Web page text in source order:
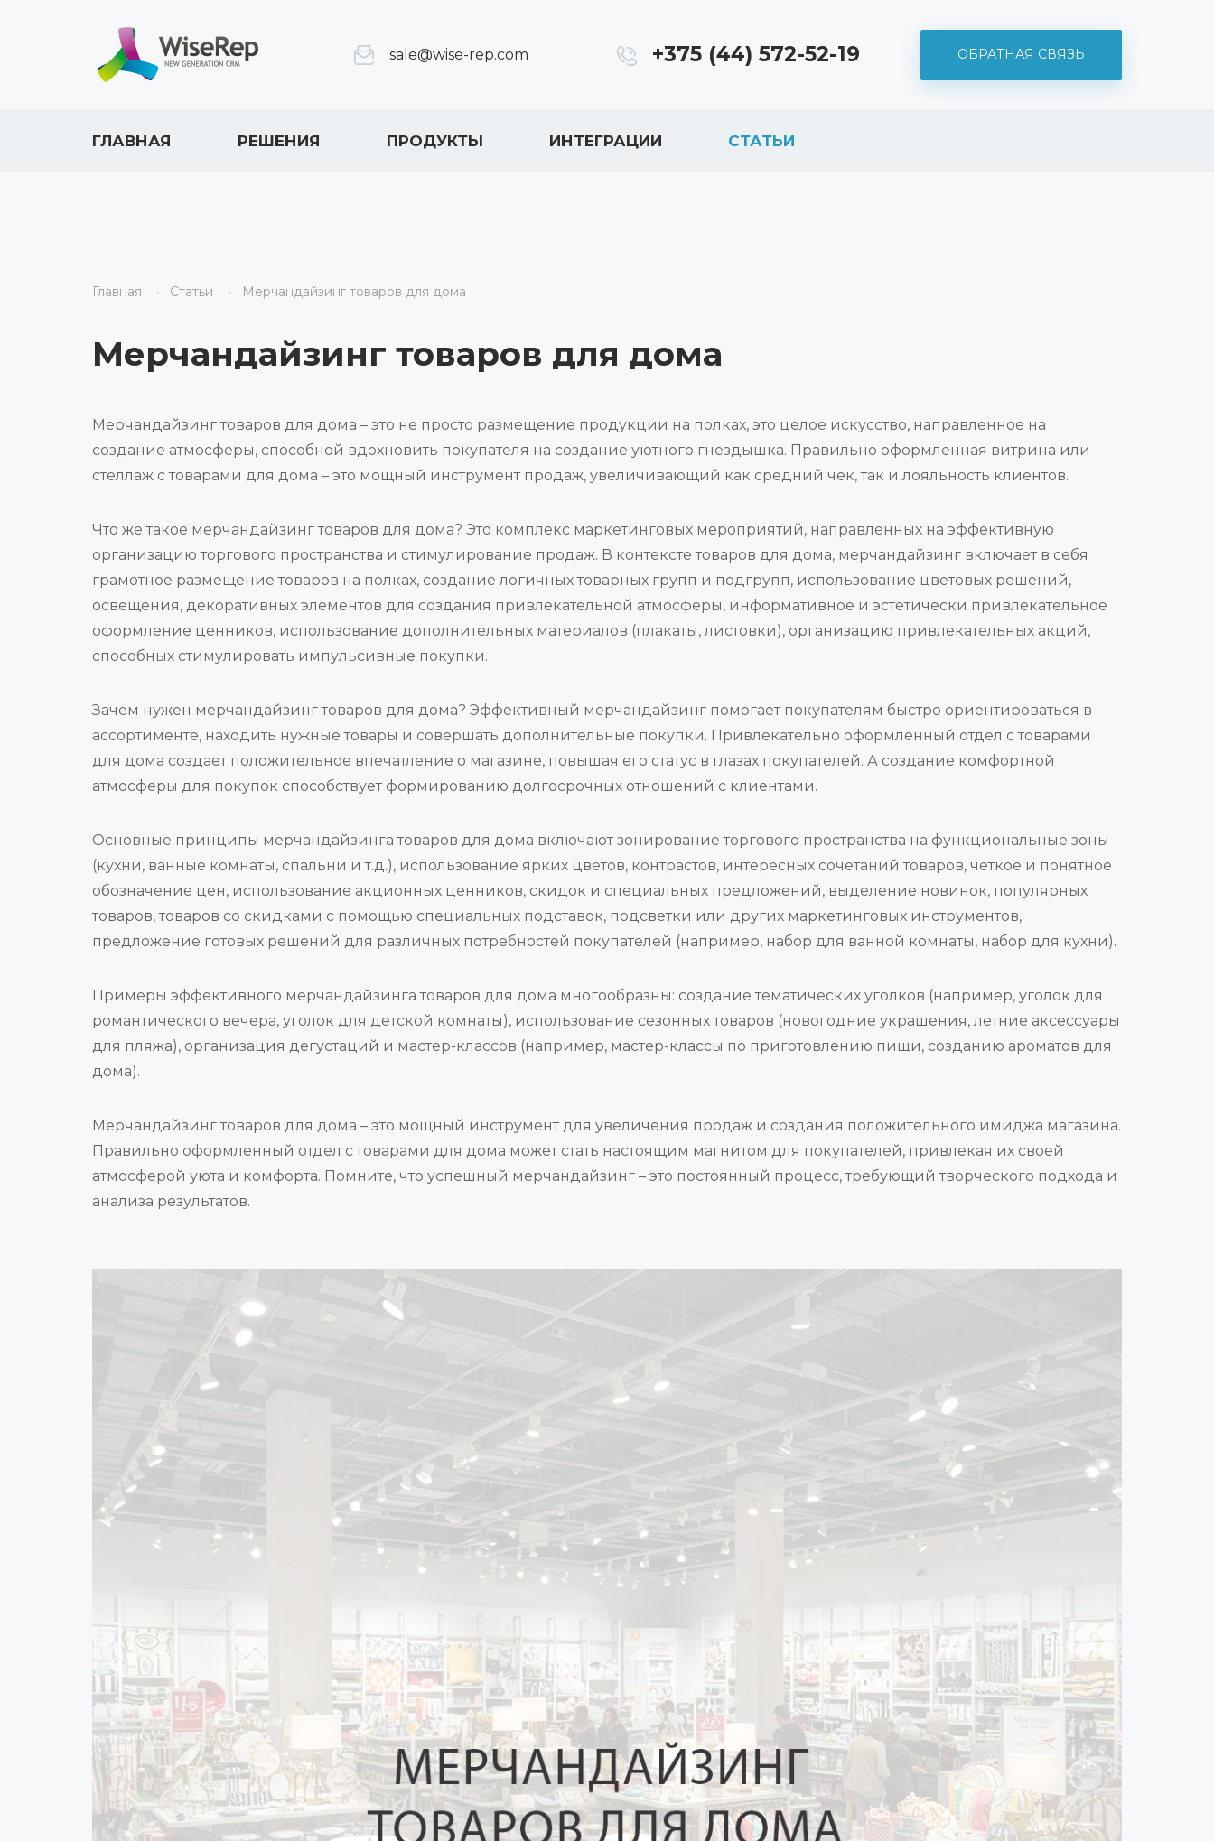
sale@wise-rep.com +375 (44) 572-52-19 ОБРАТНАЯ СВЯЗЬ
ГЛАВНАЯ РЕШЕНИЯ ПРОДУКТЫ ИНТЕГРАЦИИ СТАТЬИ
Главная Статьи Мерчандайзинг товаров для дома
Мерчандайзинг товаров для дома
Мерчандайзинг товаров для дома – это не просто размещение продукции на полках, это целое искусство, направленное на
создание атмосферы, способной вдохновить покупателя на создание уютного гнездышка. Правильно оформленная витрина или
стеллаж с товарами для дома – это мощный инструмент продаж, увеличивающий как средний чек, так и лояльность клиентов.
Что же такое мерчандайзинг товаров для дома? Это комплекс маркетинговых мероприятий, направленных на эффективную
организацию торгового пространства и стимулирование продаж. В контексте товаров для дома, мерчандайзинг включает в себя
грамотное размещение товаров на полках, создание логичных товарных групп и подгрупп, использование цветовых решений,
освещения, декоративных элементов для создания привлекательной атмосферы, информативное и эстетически привлекательное
оформление ценников, использование дополнительных материалов (плакаты, листовки), организацию привлекательных акций,
способных стимулировать импульсивные покупки.
Зачем нужен мерчандайзинг товаров для дома? Эффективный мерчандайзинг помогает покупателям быстро ориентироваться в
ассортименте, находить нужные товары и совершать дополнительные покупки. Привлекательно оформленный отдел с товарами
для дома создает положительное впечатление о магазине, повышая его статус в глазах покупателей. А создание комфортной
атмосферы для покупок способствует формированию долгосрочных отношений с клиентами.
Основные принципы мерчандайзинга товаров для дома включают зонирование торгового пространства на функциональные зоны
(кухни, ванные комнаты, спальни и т.д.), использование ярких цветов, контрастов, интересных сочетаний товаров, четкое и понятное
обозначение цен, использование акционных ценников, скидок и специальных предложений, выделение новинок, популярных
товаров, товаров со скидками с помощью специальных подставок, подсветки или других маркетинговых инструментов,
предложение готовых решений для различных потребностей покупателей (например, набор для ванной комнаты, набор для кухни).
Примеры эффективного мерчандайзинга товаров для дома многообразны: создание тематических уголков (например, уголок для
романтического вечера, уголок для детской комнаты), использование сезонных товаров (новогодние украшения, летние аксессуары
для пляжа), организация дегустаций и мастер-классов (например, мастер-классы по приготовлению пищи, созданию ароматов для
дома).
Мерчандайзинг товаров для дома – это мощный инструмент для увеличения продаж и создания положительного имиджа магазина.
Правильно оформленный отдел с товарами для дома может стать настоящим магнитом для покупателей, привлекая их своей
атмосферой уюта и комфорта. Помните, что успешный мерчандайзинг – это постоянный процесс, требующий творческого подхода и
анализа результатов.